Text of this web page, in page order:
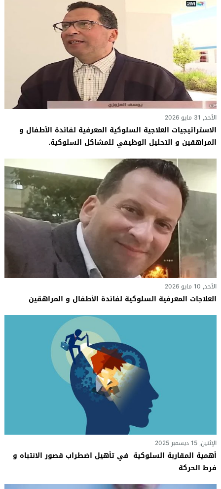
الأحد, 31 مايو 2026
الاستراتيجيات العلاجية السلوكية المعرفية لفائدة الأطفال و
المراهقين و التحليل الوظيفي للمشاكل السلوكية.
الأحد, 10 مايو 2026
العلاجات المعرفية السلوكية لفائدة الأطفال و المراهقين
الإثنين, 15 ديسمبر 2025
أهمية المقاربة السلوكية في تأهيل اضطراب قصور الانتباه و
فرط الحركة